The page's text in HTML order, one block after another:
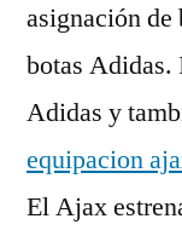
asignación de
botas Adidas.
Adidas y
equipacion
El Ajax